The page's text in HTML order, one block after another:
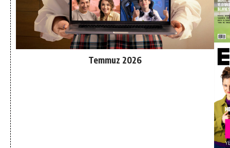
Temmuz 2026